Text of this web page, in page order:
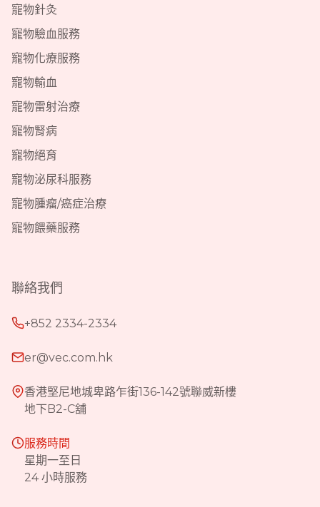
寵物針灸
寵物驗血服務
寵物化療服務
寵物輸血
寵物雷射治療
寵物腎病
寵物絕育
寵物泌尿科服務
寵物腫瘤/癌症治療
寵物餵藥服務
聯絡我們
+852 2334-2334
er@vec.com.hk
香港堅尼地城卑路乍街136-142號聯威新樓
地下B2-C舖
服務時間
星期一至日
24 小時服務